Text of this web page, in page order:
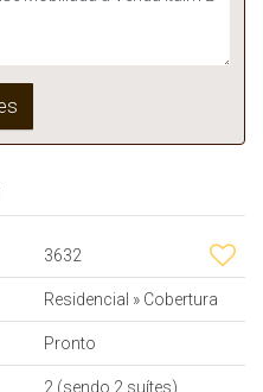
3632
Residencial » Cobertura
Pronto
2 (sendo 2 suítes)